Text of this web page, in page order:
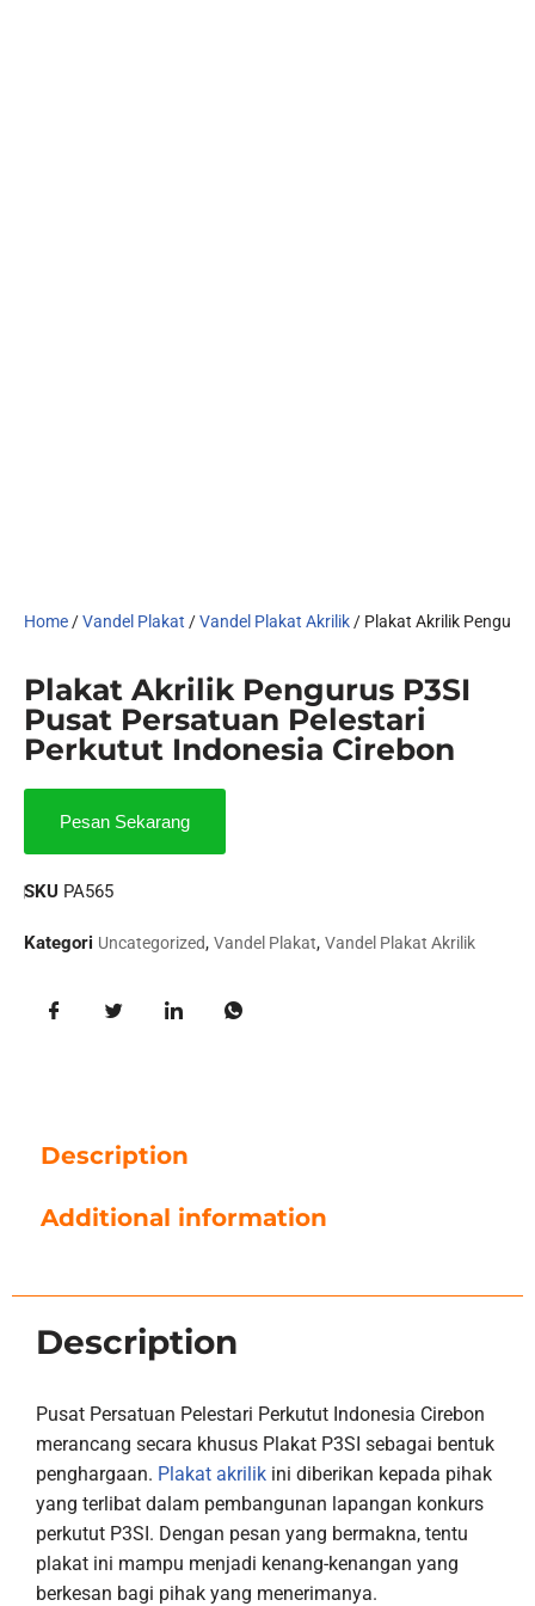
Home/Vandel Plakat /Vandel Plakat Akrilik/ Plakat Akrilik
Plakat Akrilik Pengurus P3SI
Pusat Persatuan Pelestari
Perkutut Indonesia Cirebon
Pesan Sekarang
SKU PA565
Kategori Uncategorized, Vandel Plakat, Vandel Plakat Akrilik
Description
Additional information
Description
Pusat Persatuan Pelestari Perkutut Indonesia Cirebon
merancang secara khusus Plakat P3SI sebagai bentuk
penghargaan. Plakat akrilik ini diberikan kepada pihak
yang terlibat dalam pembangunan lapangan konkurs
perkutut P3SI. Dengan pesan yang bermakna, tentu
plakat ini mampu menjadi kenang-kenangan yang
berkesan bagi pihak yang menerimanya.